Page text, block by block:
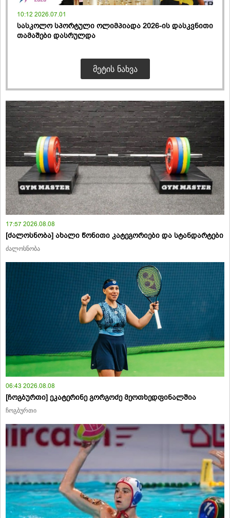
10:12 2026.07.01
სასკოლო სპორტული ოლიმპიადა 2026-ის დასკვნითი
თამაშები დასრულდა
ᲛᲔᲢᲘᲡ ᲜᲐᲮᲕᲐ
17:57 2026.08.08
[ძალოსნობა] ახალი წონითი კატეგორიები და სტანდარტები
ძალოსნობა
06:43 2026.08.08
[ჩოგბურთი] ეკატერინე გორგოძე მეოთხედფინალშია
ჩოგბურთი